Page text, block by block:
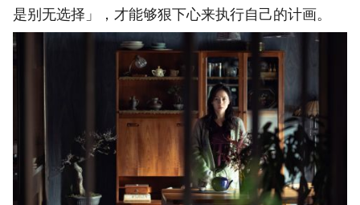
是别无选择」，才能够狠下心来执行自己的计画。